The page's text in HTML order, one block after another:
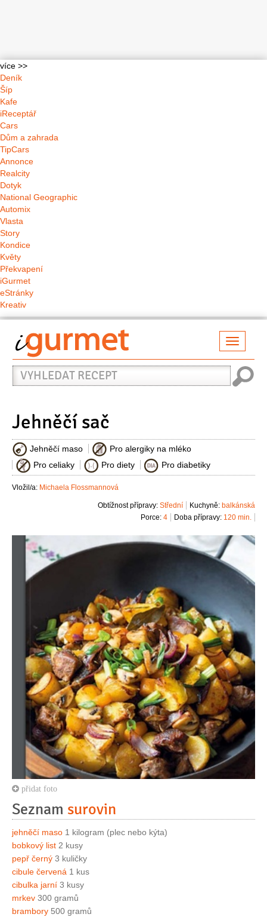
více >>
Deník
Šíp
Kafe
iReceptář
Cars
Dům a zahrada
TipCars
Annonce
Realcity
Dotyk
National Geographic
Automix
Vlasta
Story
Kondice
Květy
Překvapení
iGurmet
eStránky
Kreativ
Vyhledat
recept
Jehněčí sač
Jehněčí maso
Pro alergiky na mléko
Pro celiaky
Pro diety Pro diabetiky
Vložil/a: Michaela Flossmannová
Kuchyně: balkánská
Obtížnost přípravy: Střední
Doba přípravy: 120 min.
Porce: 4
přidat foto
Seznam surovin
jehněčí maso 1 kilogram (plec nebo kýta)
bobkový list 2 kusy
pepř černý 3 kuličky
cibule červená 1 kus
cibulka jarní 3 kusy
mrkev 300 gramů
brambory 500 gramů